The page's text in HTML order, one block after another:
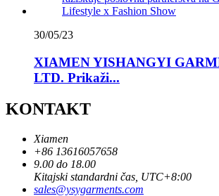
30/05/23
XIAMEN YISHANGYI
LTD. Prikaži...
KONTAKT
Xiamen
+86 13616057658
9.00 do 18.00
Kitajski standardni čas, UTC+8:00
sales@ysygarments.com